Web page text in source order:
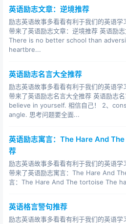
想，一个人才算老。（巴里摩尔）
You have to believe in
success.(Charles Chaplin ,
One's real value first lies in to
sense he set himself.(Einstein
一个人的真正价值首先决定于他
One thing I know,that is I
Greek)
我所知道的一件事就是我一无所
Cease to struggle and you
生命不止，奋斗不息。 -- 卡莱尔
英语励志文章：逆境推荐
励志英语故事多看看有利于我们的英语学
带来了英语励志文章：逆境推荐 英语励
There is no better school than
heartbre...
英语励志名言大全推荐
励志英语故事多看看有利于我们的英语学
带来了英语励志名言大全推荐 英语励志名
believe in yourself. 相信自己！ 2、
angle. 思考问题要全面...
英语励志寓言：The Hare And
荐
励志英语故事多看看有利于我们的英语学
带来了英语励志寓言：The Hare And
言：The Hare And The tortoise The
英语格言警句推荐
励志英语故事多看看有利于我们的英语学